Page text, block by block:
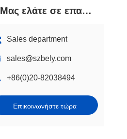
Μας ελάτε σε επαφή με
Sales department
sales@szbely.com
+86(0)20-82038494
Επικοινωνήστε τώρα